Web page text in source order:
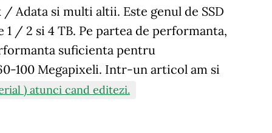
Adata si multi altii. Este genul de SSD
/ 2 si 4 TB. Pe partea de performanta,
suficienta pentru
100 Megapixeli. Intr-un articol am si
) atunci cand editezi.